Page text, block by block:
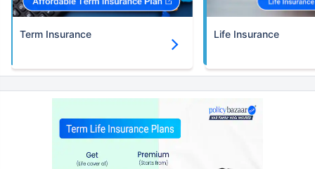
Term Insurance Life Insurance